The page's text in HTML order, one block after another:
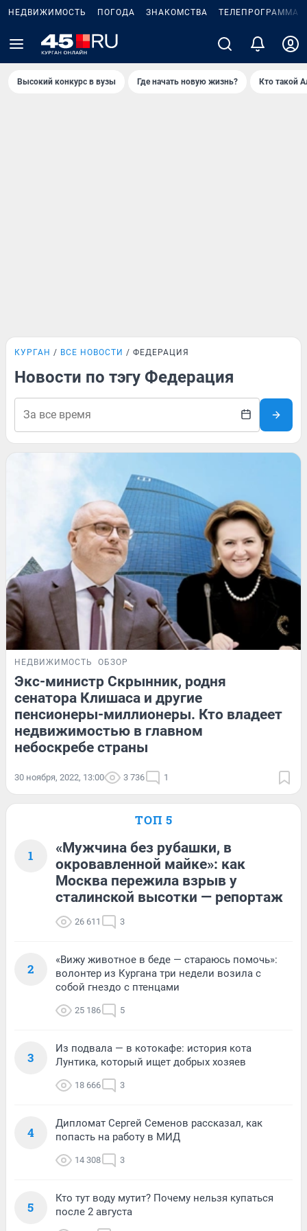
НЕДВИЖИМОСТЬ ПОГОДА ЗНАКОМСТВА ТЕЛЕПРОГРАММА
Высокий конкурс в вузы Где начать новую жизнь? Кто такой
КУРГАН ВСЕ НОВОСТИ ФЕДЕРАЦИЯ
Новости по тэгу Федерация
НЕДВИЖИМОСТЬ ОБЗОР
Экс-министр Скрынник, родня
сенатора Клишаса и другие
пенсионеры-миллионеры. Кто владеет
недвижимостью в главном
небоскребе страны
30 ноября, 2022, 13:00 3 736 1
ТОП 5
1
«Мужчина без рубашки, в
окровавленной майке»: как
Москва пережила взрыв у
сталинской высотки — репортаж
26 611 3
2
«Вижу животное в беде — стараюсь помочь»:
волонтер из Кургана три недели возила с
собой гнездо с птенцами
25 186 5
3
Из подвала — в котокафе: история кота
Лунтика, который ищет добрых хозяев
18 666 3
4
Дипломат Сергей Семенов рассказал, как
попасть на работу в МИД
14 308 3
5
Кто тут воду мутит? Почему нельзя купаться
после 2 августа